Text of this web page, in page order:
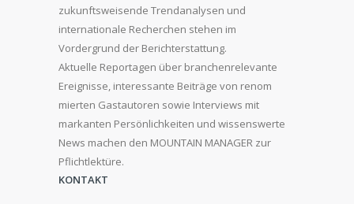
zukunftsweisende Trendanalysen und
internationale Recherchen stehen im
Vordergrund der Berichterstattung.
Aktuelle Reportagen über branchenrelevante
Ereignisse, interessante Beiträge von renom
mierten Gastautoren sowie Interviews mit
markanten Persönlichkeiten und wissenswerte
News machen den MOUNTAIN MANAGER zur
Pflichtlektüre.
KONTAKT